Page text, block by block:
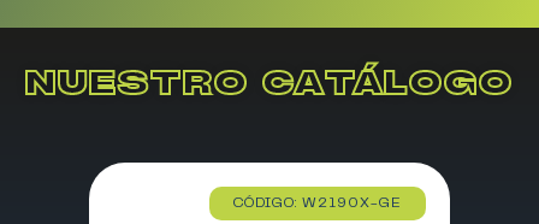
NUESTRO CATÁLOGO
CÓDIGO: W2190X-GE